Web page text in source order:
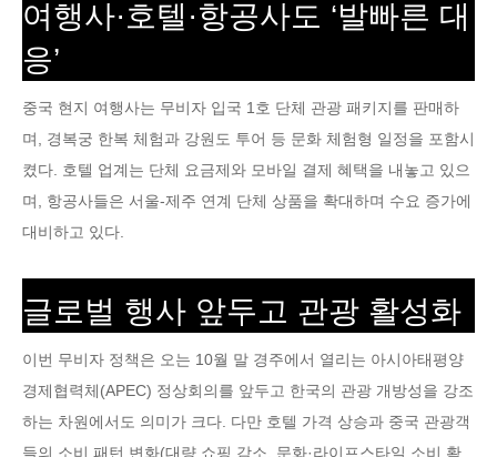
여행사·호텔·항공사도 ‘발빠른 대
응’
중국 현지 여행사는 무비자 입국 1호 단체 관광 패키지를 판매하
며, 경복궁 한복 체험과 강원도 투어 등 문화 체험형 일정을 포함시
켰다. 호텔 업계는 단체 요금제와 모바일 결제 혜택을 내놓고 있으
며, 항공사들은 서울-제주 연계 단체 상품을 확대하며 수요 증가에
대비하고 있다.
글로벌 행사 앞두고 관광 활성화
이번 무비자 정책은 오는 10월 말 경주에서 열리는 아시아태평양
경제협력체(APEC) 정상회의를 앞두고 한국의 관광 개방성을 강조
하는 차원에서도 의미가 크다. 다만 호텔 가격 상승과 중국 관광객
들의 소비 패턴 변화(대량 쇼핑 감소, 문화·라이프스타일 소비 확